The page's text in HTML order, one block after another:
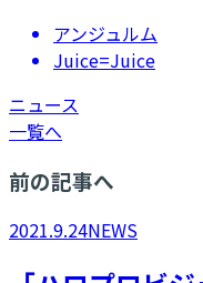
アンジュルム
Juice=Juice
ニュース
一覧へ
前の記事へ
2021.9.24NEWS